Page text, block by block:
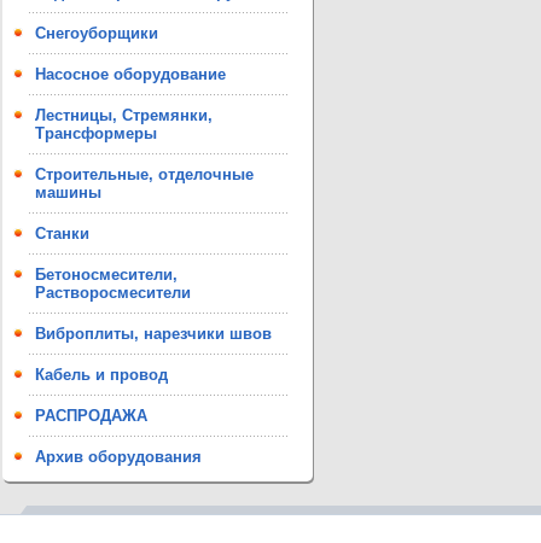
Снегоуборщики
Насосное оборудование
Лестницы, Стремянки,
Трансформеры
Строительные, отделочные
машины
Станки
Бетоносмесители,
Растворосмесители
Виброплиты, нарезчики швов
Кабель и провод
РАСПРОДАЖА
Архив оборудования